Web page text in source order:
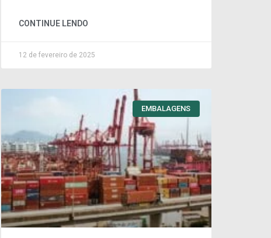
CONTINUE LENDO
12 de fevereiro de 2025
EMBALAGENS